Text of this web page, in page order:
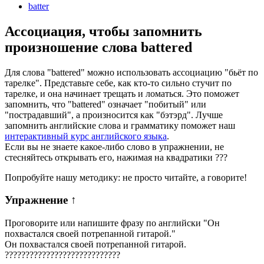
batter
Ассоциация, чтобы запомнить
произношение слова battered
Для слова "battered" можно использовать ассоциацию "бьёт по
тарелке". Представьте себе, как кто-то сильно стучит по
тарелке, и она начинает трещать и ломаться. Это поможет
запомнить, что "battered" означает "побитый" или
"пострадавший", а произносится как "бэтэрд". Лучше
запомнить английские слова и грамматику поможет наш
интерактивный курс английского языка.
Если вы не знаете какое-либо слово в упражнении, не
стесняйтесь открывать его, нажимая на квадратики ???
Попробуйте нашу методику: не просто читайте, а говорите!
Упражнение ↑
Проговорите или напишите фразу по английски "Он
похвастался своей потрепанной гитарой."
Он похвастался своей потрепанной гитарой.
????????????????????????????